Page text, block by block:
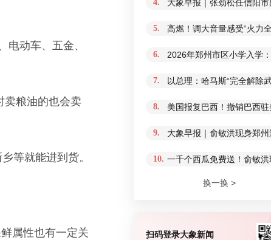
动车、五金、
卖粮油的也会卖
等就能进到货。
属性也有一定关
4. 大象早报｜张劲松任信阳
5. 高燃！调大音量感受“火力
6. 2026年郑州市区小学入学
7. 以总理：哈马斯“完全解除
8. 美国报复巴西！撤销巴西
9. 大象早报｜俞敏洪现身郑
10. 一千个西瓜免费送！俞敏
换一换 >
扫码登录大象新闻